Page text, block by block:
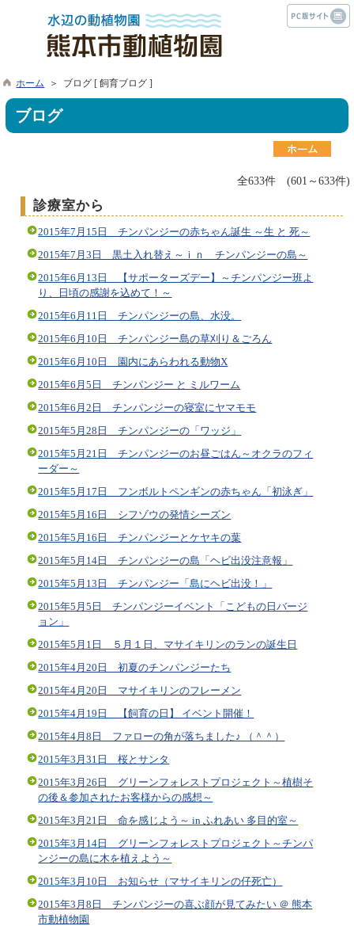
ホーム ＞ ブログ [ 飼育ブログ ]
ブログ
全633件 (601～633件)
診療室から
2015年7月15日 チンパンジーの赤ちゃん誕生 ～生 と 死～
2015年7月3日 黒土入れ替え～ｉｎ チンパンジーの島～
2015年6月13日 【サポーターズデー】～チンパンジー班よ
り、日頃の感謝を込めて！～
2015年6月11日 チンパンジーの島、水没。
2015年6月10日 チンパンジー島の草刈り＆ごろん
2015年6月10日 園内にあらわれる動物X
2015年6月5日 チンパンジー と ミルワーム
2015年6月2日 チンパンジーの寝室にヤマモモ
2015年5月28日 チンパンジーの「ワッジ」
2015年5月21日 チンパンジーのお昼ごはん～オクラのフィ
ーダー～
2015年5月17日 フンボルトペンギンの赤ちゃん「初泳ぎ」
2015年5月16日 シフゾウの発情シーズン
2015年5月16日 チンパンジーとケヤキの葉
2015年5月14日 チンパンジーの島「ヘビ出没注意報」
2015年5月13日 チンパンジー「島にヘビ出没！」
2015年5月5日 チンパンジーイベント「こどもの日バージ
ョン」
2015年5月1日 ５月１日、マサイキリンのランの誕生日
2015年4月20日 初夏のチンパンジーたち
2015年4月20日 マサイキリンのフレーメン
2015年4月19日 【飼育の日】 イベント開催！
2015年4月8日 ファローの角が落ちました♪ （＾＾）
2015年3月31日 桜とサンタ
2015年3月26日 グリーンフォレストプロジェクト～植樹そ
の後＆参加されたお客様からの感想～
2015年3月21日 命を感じよう～ in ふれあい 多目的室～
2015年3月14日 グリーンフォレストプロジェクト～チンパ
ンジーの島に木を植えよう～
2015年3月10日 お知らせ（マサイキリンの仔死亡）
2015年3月8日 チンパンジーの喜ぶ顔が見てみたい ＠ 熊本
市動植物園